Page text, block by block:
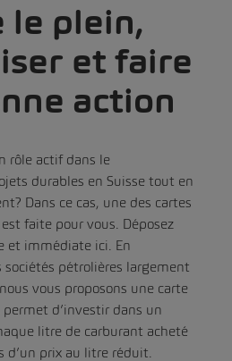
le plein,
et faire
action
rôle actif dans le
durables en Suisse tout en
Dans ce cas, une des cartes
faite pour vous. Déposez
et immédiate ici. En
sociétés pétrolières largement
vous proposons une carte
d’investir dans un
litre de carburant acheté
d’un prix au litre réduit.